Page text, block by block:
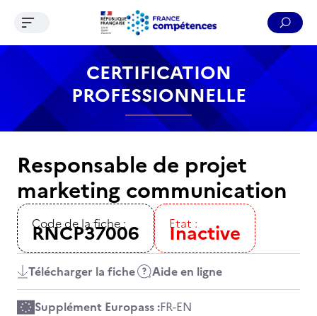
Contenu Recherche Menu Pied de page
Ouvrir le menu de navigation
CERTIFICATION
PROFESSIONNELLE
Responsable de projet
marketing communication
Code de la fiche :
RNCP37006 Etat :
Inactive
Télécharger la fiche Aide en ligne
Supplément Europass :FR-EN